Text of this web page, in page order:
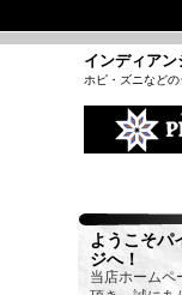
インディアン
ホピ・ズニなど
ようこそパ
ジへ！
当店ホームペ